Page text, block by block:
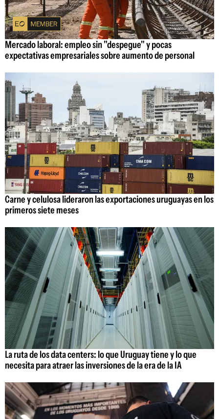
Mercado laboral: empleo sin "despegue" y pocas
expectativas empresariales sobre aumento de personal
Carne y celulosa lideraron las exportaciones uruguayas en los
primeros siete meses
La ruta de los data centers: lo que Uruguay tiene y lo que
necesita para atraer las inversiones de la era de la IA